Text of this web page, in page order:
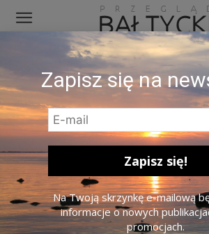
Śliżyki w wodzie
Mindaugas Danys /
Zapisz się na
Na Twoją skrzynkę e-mailową
informacje o nowych
promocjach.